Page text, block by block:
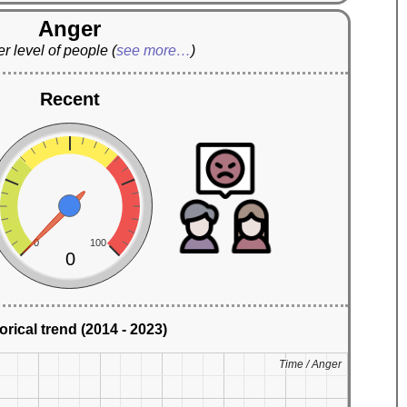
Anger
level of people(see more…)
Recent
0 100
0
trend (2014 - 2023)
Time / Anger
Time / Anger